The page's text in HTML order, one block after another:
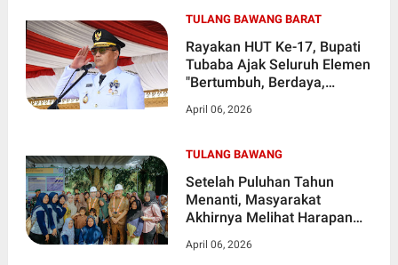
TULANG BAWANG BARAT
Rayakan HUT Ke-17, Bupati
Tubaba Ajak Seluruh Elemen
"Bertumbuh, Berdaya,
April 06, 2026
TULANG BAWANG
Setelah Puluhan Tahun
Menanti, Masyarakat
Akhirnya Melihat Harapan
Utama Yang Selama ini
April 06, 2026